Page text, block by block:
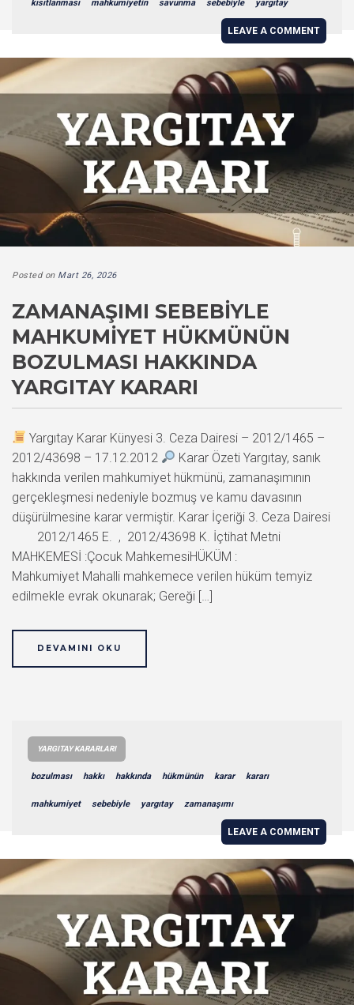
kısıtlanması mahkumiyetin savunma sebebiyle yargıtay
LEAVE A COMMENT
Posted on Mart 26, 2026
ZAMANAŞIMI SEBEBIYLE
MAHKUMIYET HÜKMÜNÜN
BOZULMASI HAKKINDA
YARGITAY KARARI
Yargıtay Karar Künyesi 3. Ceza Dairesi – 2012/1465 –
2012/43698 – 17.12.2012
Karar Özeti Yargıtay, sanık
hakkında verilen mahkumiyet hükmünü, zamanaşımının
gerçekleşmesi nedeniyle bozmuş ve kamu davasının
düşürülmesine karar vermiştir. Karar İçeriği 3. Ceza Dairesi
2012/1465 E. , 2012/43698 K. İçtihat Metni
MAHKEMESİ :Çocuk MahkemesiHÜKÜM :
Mahkumiyet Mahalli mahkemece verilen hüküm temyiz
edilmekle evrak okunarak; Gereği […]
DEVAMINI OKU
YARGITAY KARARLARI
bozulması hakkı hakkında hükmünün karar kararı
mahkumiyet sebebiyle yargıtay zamanaşımı
LEAVE A COMMENT